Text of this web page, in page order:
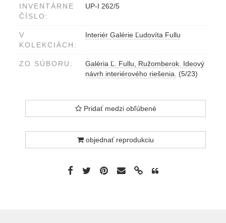
INVENTÁRNE
ČÍSLO:
UP-I 262/5
V
KOLEKCIÁCH:
Interiér Galérie Ľudovíta Fullu
ZO SÚBORU:
Galéria Ľ. Fullu, Ružomberok. Ideový
návrh interiérového riešenia.
(5/23)
Pridať medzi obľúbené
objednať reprodukciu